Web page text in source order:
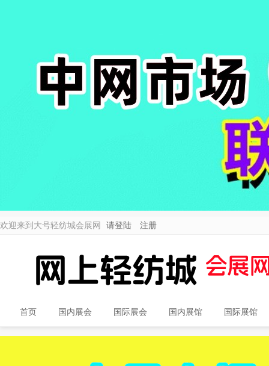
欢迎来到大号轻纺城会展网 请登陆 注册
首页 国内展会 国际展会 国内展馆 国际展馆